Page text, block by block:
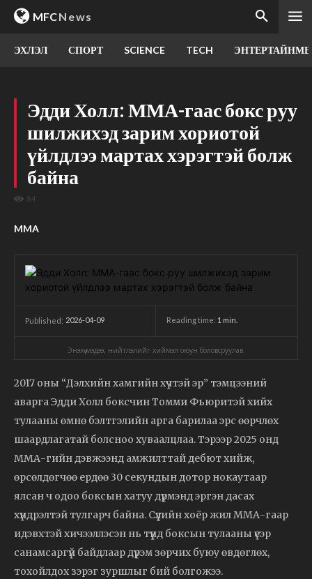
MFCNews
ЭХЛЭЛ СПОРТ SCIENCE TECH
Эдди Холл: ММА-гаас бокс руу
шилжихэд зарим хориотой
үйлдлээ мартах хэрэгтэй болж
байна
84
MMA
Published: 2026-04-09 Reading time: 1 min.
Энэхүү мэдээ, нийтлэлийг хиймэл оюун боловсруулав.
2017 оны “Дэлхийн хамгийн хүчтэй эр” тэмцээний
аварга Эдди Холл боксчин Томми Фьюритэй хийх
тулааны өмнө бэлтгэлийн арга барилаа эрс өөрчлөх
шаардлагатай болсноо хуваалцлаа. Тэрээр 2025 онд
ММА-гийн дэвжээнд амжилттай дебют хийж,
өрсөлдөгчөө ердөө 30 секундын дотор нокаутаар
ялсан ч одоо боксын хатуу дүрмэнд эргэн дасах
хүндрэлтэй тулгарч байна. Сүүлийн хоёр жил ММА-гаар
идэвхтэй хичээллэсэн нь түүнд боксын тулааны үеэр
санамсаргүй байдлаар дүрэм зөрчих буюу өвдөглөх,
тохойлдох зэрэг зуршлыг бий болгожээ.